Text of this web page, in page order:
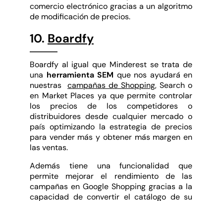
comercio electrónico gracias a un algoritmo
de modificación de precios.
10. Boardfy
Boardfy al igual que Minderest se trata de
una herramienta SEM que nos ayudará en
nuestras campañas de Shopping, Search o
en Market Places ya que permite controlar
los precios de los competidores o
distribuidores desde cualquier mercado o
país optimizando la estrategia de precios
para vender más y obtener más margen en
las ventas.
Además tiene una funcionalidad que
permite mejorar el rendimiento de las
campañas en Google Shopping gracias a la
capacidad de convertir el catálogo de su